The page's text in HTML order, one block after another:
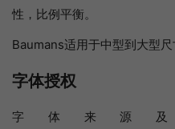
性，比例平衡。
Baumans适用于中型到大型尺
字体授权
字体来源